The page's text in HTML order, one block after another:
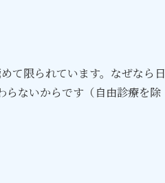
て限られています。なぜなら日
らないからです（自由診療を除